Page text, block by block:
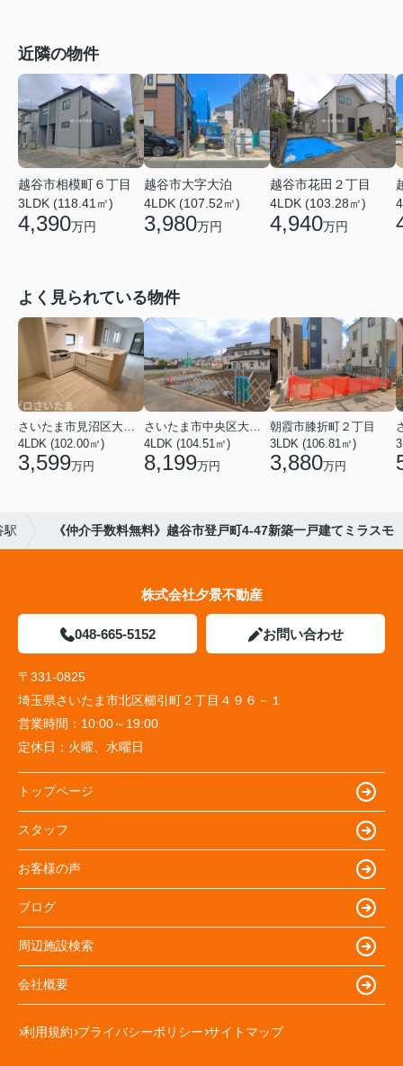
近隣の物件
越谷市相模町６丁目
3LDK (118.41㎡)
4,390万円
越谷市大字大泊
4LDK (107.52㎡)
3,980万円
越谷市花田２丁目
4LDK (103.28㎡)
4,940万円
よく見られている物件
4LDK (102.00㎡)
3,599万円
4LDK (104.51㎡)
8,199万円
朝霞市膝折町２丁目
3LDK (106.81㎡)
3,880万円
駅 《仲介手数料無料》越谷市登戸町4-47新築一戸建てミラスモ
株式会社夕景不動産
048-665-5152 お問い合わせ
〒331-0825
埼玉県さいたま市北区櫛引町２丁目４９６－１
営業時間： 10:00～19:00
定休日： 火曜、水曜日
トップページ
スタッフ
お客様の声
ブログ
周辺施設検索
会社概要
利用規約 プライバシーポリシー サイトマップ